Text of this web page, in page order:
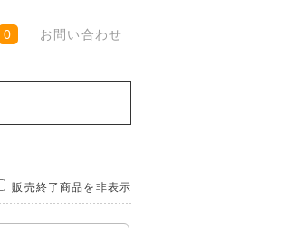
0 お問い合わせ
販売終了商品を非表示